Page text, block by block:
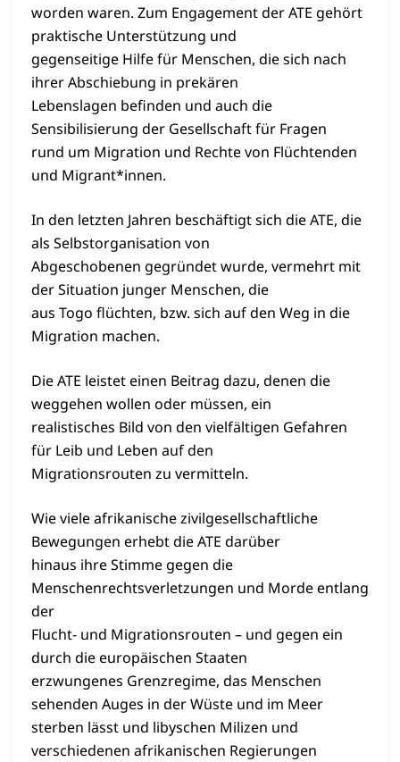
worden waren. Zum Engagement der ATE gehört
praktische Unterstützung und
gegenseitige Hilfe für Menschen, die sich nach
ihrer Abschiebung in prekären
Lebenslagen befinden und auch die
Sensibilisierung der Gesellschaft für Fragen
rund um Migration und Rechte von Flüchtenden
und Migrant*innen.
In den letzten Jahren beschäftigt sich die ATE, die
als Selbstorganisation von
Abgeschobenen gegründet wurde, vermehrt mit
der Situation junger Menschen, die
aus Togo flüchten, bzw. sich auf den Weg in die
Migration machen.
Die ATE leistet einen Beitrag dazu, denen die
weggehen wollen oder müssen, ein
realistisches Bild von den vielfältigen Gefahren
für Leib und Leben auf den
Migrationsrouten zu vermitteln.
Wie viele afrikanische zivilgesellschaftliche
Bewegungen erhebt die ATE darüber
hinaus ihre Stimme gegen die
Menschenrechtsverletzungen und Morde entlang
der
Flucht- und Migrationsrouten – und gegen ein
durch die europäischen Staaten
erzwungenes Grenzregime, das Menschen
sehenden Auges in der Wüste und im Meer
sterben lässt und libyschen Milizen und
verschiedenen afrikanischen Regierungen